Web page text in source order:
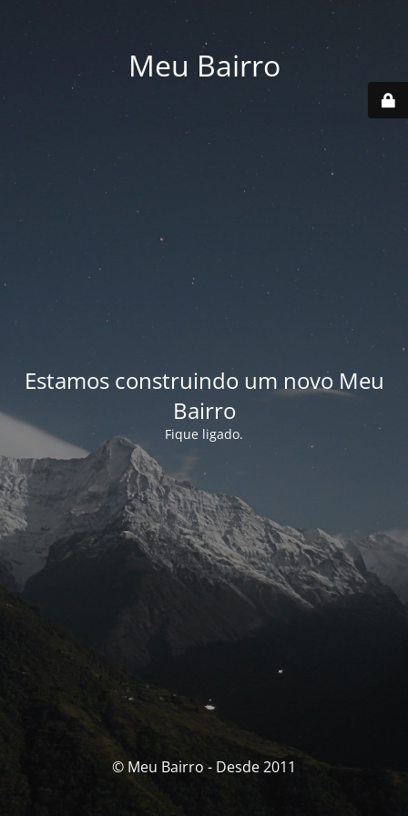
Meu Bairro
Estamos construindo um novo Meu
Bairro
Fique ligado.
© Meu Bairro - Desde 2011